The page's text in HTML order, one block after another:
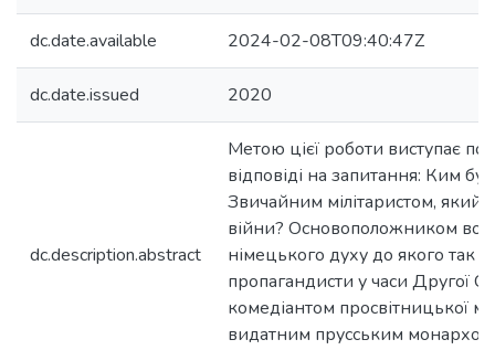
dc.date.available 2024-02-08T09:40:47Z
dc.date.issued 2020
dc.description.abstract
Метою цієї роботи виступає
відповіді на запитання: Ким
Звичайним мілітаристом, який
війни? Основоположником
німецького духу до якого так
пропагандисти у часи Другої
комедіантом просвітницької
видатним прусським